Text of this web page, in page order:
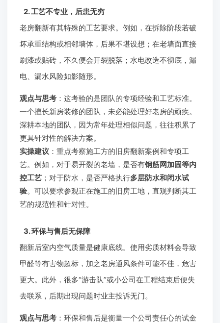
2. 工艺不专业，后患无穷
老房翻新有其特殊的工艺要求。例如，在拆除阶段若破
坏承重结构或相邻墙体，后果不堪设想；在老墙面直接
刷漆或贴砖，不久便会开裂脱落；水电改造不彻底，漏
电、漏水风险如影随形。
观点与思考 ：这考验的是团队的专项经验和工艺标准。
一个擅长新房装修的团队，未必能处理好老房的顽疾。
深耕本地的团队，因为常年处理相似问题，往往积累了
更具针对性的解决方案。
实操建议 ：重点考察施工方的旧房翻新案例和专项工
艺。例如，对于易开裂的老墙，是否有钢筋网加固等内
控工艺 ；对于防水，是否严格执行多层防水和闭水试
验。可以要求参观正在施工的旧房工地，直观判断其工
艺的规范性和针对性。
3. 环保与售后无保障
翻新后室内空气质量是健康底线。使用劣质材料会导致
甲醛等有害物超标，加之老房通风条件可能不佳，危害
更大。此外，很多“游击队”或小公司在工程结束后便失
去联系，后期出现问题时业主投诉无门。
观点与思考 ：环保和售后是衡量一个公司责任心的试金